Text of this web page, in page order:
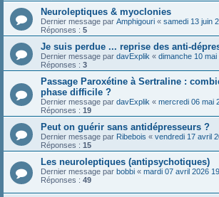
Neuroleptiques & myoclonies
Dernier message par Amphigouri « samedi 13 juin
Réponses : 5
Je suis perdue ... reprise des anti-
Dernier message par davExplik « dimanche 10 mai
Réponses : 3
Passage Paroxétine à Sertraline :
phase difficile ?
Dernier message par davExplik « mercredi 06 mai
Réponses : 19
Peut on guérir sans antidépresseurs ?
Dernier message par Ribebois « vendredi 17 avril
Réponses : 15
Les neuroleptiques (antipsychotiques)
Dernier message par bobbi « mardi 07 avril 2026
Réponses : 49